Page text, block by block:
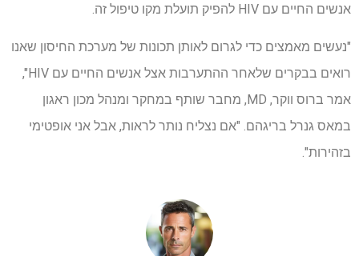
אנשים החיים עם HIV להפיק תועלת מקו טיפול זה.
"נעשים מאמצים כדי לגרום לאותן תכונות של מערכת החיסון שאנו
רואים בבקרים שלאחר ההתערבות אצל אנשים החיים עם HIV",
אמר ברוס ווקר, MD, מחבר שותף במחקר ומנהל מכון ראגון
במאס גנרל בריגהם. "אם נצליח נותר לראות, אבל אני אופטימי
בזהירות".